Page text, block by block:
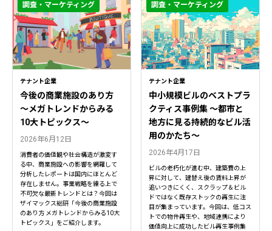
テナント企業
今後の商業施設のあり方
〜メガトレンドからみる
10大トピックス〜
2026年6月12日
消費者の価値観や社会構造が激変す
る中、商業施設への影響を網羅して
分析したレポートは国内にほとんど
存在しません。事業戦略を練る上で
不可欠な最新トレンドとは？今回は
ザイマックス総研「今後の商業施設
のあり方 メガトレンドからみる10大
トピックス」をご紹介します。
調査・マーケティング
テナント企業
中小規模ビルのベストプラ
クティス事例集 ～都市と
地方に見る持続的なビル活
用のかたち～
2026年4月17日
ビルの老朽化が進む中、建築費の上
昇に対して、建替え後の賃料上昇が
追いつきにくく、スクラップ＆ビル
ドではなく既存ストックの再生に注
目が集まっています。今回は、低コス
トでの物件再生や、地域連携により
価値向上に成功したビル再生事例集
調査・マーケティング